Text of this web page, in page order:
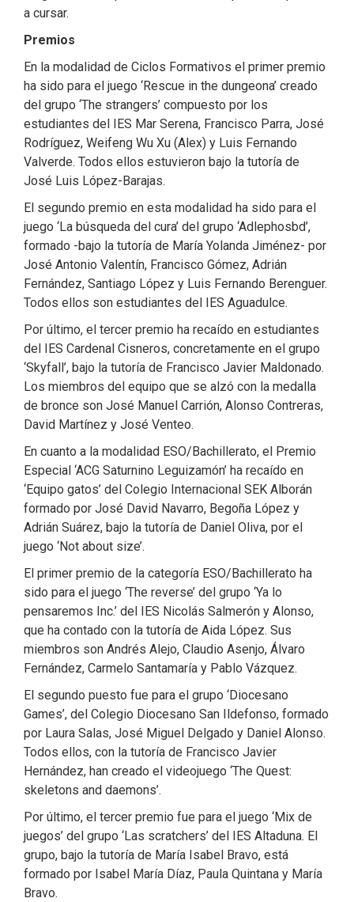
a cursar.
Premios
En la modalidad de Ciclos Formativos el primer premio
ha sido para el juego ‘Rescue in the dungeona’ creado
del grupo ‘The strangers’ compuesto por los
estudiantes del IES Mar Serena, Francisco Parra, José
Rodríguez, Weifeng Wu Xu (Alex) y Luis Fernando
Valverde. Todos ellos estuvieron bajo la tutoría de
José Luis López-Barajas.
El segundo premio en esta modalidad ha sido para el
juego ‘La búsqueda del cura’ del grupo ‘Adlephosbd’,
formado -bajo la tutoría de María Yolanda Jiménez- por
José Antonio Valentín, Francisco Gómez, Adrián
Fernández, Santiago López y Luis Fernando Berenguer.
Todos ellos son estudiantes del IES Aguadulce.
Por último, el tercer premio ha recaído en estudiantes
del IES Cardenal Cisneros, concretamente en el grupo
‘Skyfall’, bajo la tutoría de Francisco Javier Maldonado.
Los miembros del equipo que se alzó con la medalla
de bronce son José Manuel Carrión, Alonso Contreras,
David Martínez y José Venteo.
En cuanto a la modalidad ESO/Bachillerato, el Premio
Especial ‘ACG Saturnino Leguizamón’ ha recaído en
‘Equipo gatos’ del Colegio Internacional SEK Alborán
formado por José David Navarro, Begoña López y
Adrián Suárez, bajo la tutoría de Daniel Oliva, por el
juego ‘Not about size’.
El primer premio de la categoría ESO/Bachillerato ha
sido para el juego ‘The reverse’ del grupo ‘Ya lo
pensaremos Inc.’ del IES Nicolás Salmerón y Alonso,
que ha contado con la tutoría de Aida López. Sus
miembros son Andrés Alejo, Claudio Asenjo, Álvaro
Fernández, Carmelo Santamaría y Pablo Vázquez.
El segundo puesto fue para el grupo ‘Diocesano
Games’, del Colegio Diocesano San Ildefonso, formado
por Laura Salas, José Miguel Delgado y Daniel Alonso.
Todos ellos, con la tutoría de Francisco Javier
Hernández, han creado el videojuego ‘The Quest:
skeletons and daemons’.
Por último, el tercer premio fue para el juego ‘Mix de
juegos’ del grupo ‘Las scratchers’ del IES Altaduna. El
grupo, bajo la tutoría de María Isabel Bravo, está
formado por Isabel María Díaz, Paula Quintana y María
Bravo.